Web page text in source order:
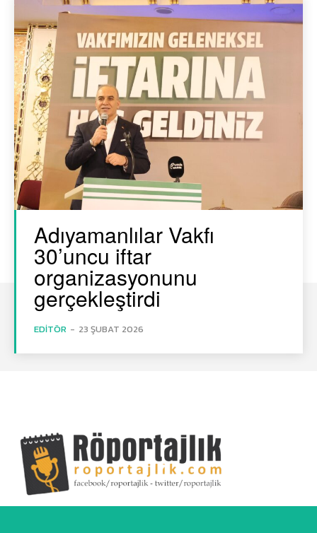
Adıyamanlılar Vakfı
30’uncu iftar
organizasyonunu
gerçekleştirdi
EDITÖR - 23 ŞUBAT 2026